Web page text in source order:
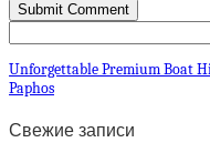
Unforgettable Premium Boat
Paphos
Свежие записи